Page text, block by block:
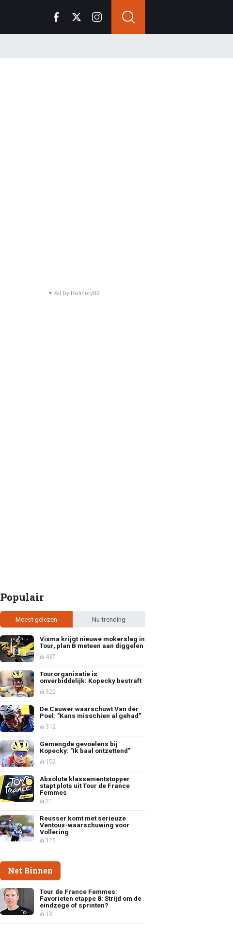
▼ Ad by Refinery89
Populair
Meest gelezen Nu trending
Visma krijgt nieuwe mokerslag in
Tour, plan B meteen aan diggelen
437
Tourorganisatie is
onverbiddelijk: Kopecky bestraft
322
De Cauwer waarschuwt Van der
Poel: "Kans misschien al gehad"
312
Gemengde gevoelens bij
Kopecky: "Ik baal ontzettend"
152
Absolute klassementstopper
stapt plots uit Tour de France
Femmes
31
Reusser komt met serieuze
Ventoux-waarschuwing voor
Vollering
175
Net Binnen
Tour de France Femmes:
Favorieten etappe 8: Strijd om de
eindzege of sprinten?
13